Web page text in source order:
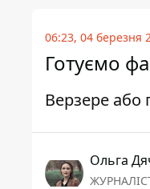
06:23, 04 березня
Готуємо
Верзере або
Ольга